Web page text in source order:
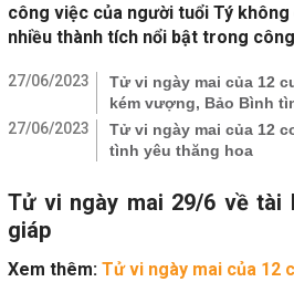
công việc của người tuổi Tý
nhiều thành tích nổi bật trong
27/06/2023
Tử vi ngày mai của 12
kém vượng, Bảo Bình
27/06/2023
Tử vi ngày mai của 12
tình yêu thăng hoa
Tử vi ngày mai 29/6 về tài
giáp
Xem thêm: Tử vi ngày mai của 12